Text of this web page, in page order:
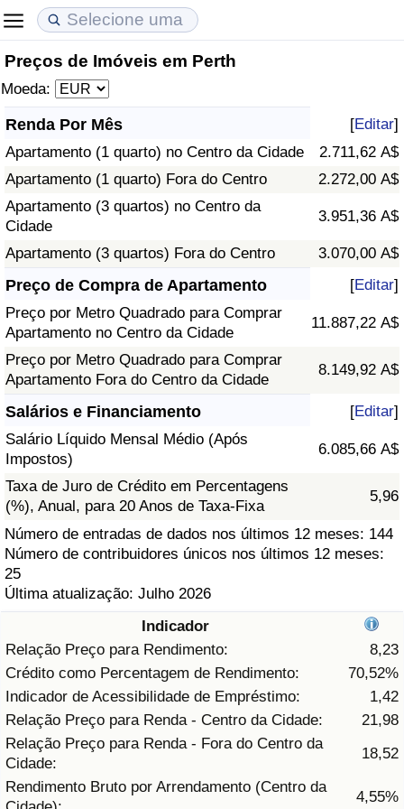
Preços de Imóveis em Perth
Moeda:
Renda Por Mês [Editar]
Apartamento (1 quarto) no Centro da Cidade
2.711,62 A$
Apartamento (1 quarto) Fora do Centro
2.272,00 A$
Apartamento (3 quartos) no Centro da
Cidade
3.951,36 A$
Apartamento (3 quartos) Fora do Centro 3.070,00 A$
Preço de Compra de Apartamento [Editar]
Preço por Metro Quadrado para Comprar
Apartamento no Centro da Cidade
11.887,22 A$
Preço por Metro Quadrado para Comprar
Apartamento Fora do Centro da Cidade
8.149,92 A$
Salários e Financiamento [Editar]
Salário Líquido Mensal Médio (Após
Impostos)
6.085,66 A$
Taxa de Juro de Crédito em Percentagens
(%), Anual, para 20 Anos de Taxa-Fixa
5,96
Número de entradas de dados nos últimos 12 meses: 144
Número de contribuidores únicos nos últimos 12 meses:
25
Última atualização: Julho 2026
Indicador
Relação Preço para Rendimento:
8,23
Crédito como Percentagem de Rendimento:
70,52%
Indicador de Acessibilidade de Empréstimo:
1,42
Relação Preço para Renda - Centro da Cidade:
21,98
Relação Preço para Renda - Fora do Centro da
Cidade:
18,52
Rendimento Bruto por Arrendamento (Centro da
4,55%
Custo de Vida
Indicador de Custo de Vida (Atual)
Indicador de Custo de Vida
Indicador de Custo de Vida Por País
em Aqaba
Preços de Imóveis
Indicador de Preços de Imóveis (Atual)
Indicador de Preços de Imóveis
Indicador de Preços de Imóveis por País
Qualidade de Vida
Indicador de Qualidade de Vida
Indicador de Qualidade de Vida (Atual)
Índice de qualidade de vida por país
Crime
Taxa do Indicador de Crime (Atual)
Índice de criminalidade por país
Saúde
Indicador de Saúde (Atual)
Indicador de Saúde
Indicador de Saúde por País
Indicador de Poluição (Atual)
Índice de poluição
Indicador de Poluição por País
Trânsito